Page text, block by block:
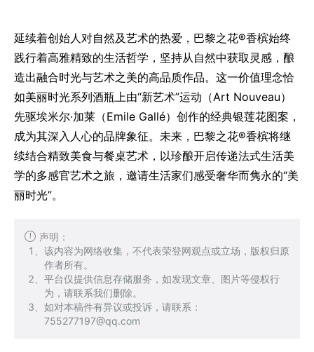
延续着创始人对自然及艺术的热爱，巴黎之花®香槟始终
践行着高雅精致的生活哲学，坚持从自然中获取灵感，酿
造出融合时光与艺术之美的高品质作品。这一价值理念恰
如美丽时光系列酒瓶上由“新艺术”运动（Art Nouveau）
先驱埃米尔·加莱（Emile Gallé）创作的经典银莲花图案，
成为其深入人心的品牌象征。未来，巴黎之花®香槟将继
续结合精致美食与餐桌艺术，以珍酿开启传递法式生活美
学的多感官艺术之旅，邀请生活家们感受奢华而隽永的“美
丽时光”。
声明：
该内容为网络收集，不代表荣登网观点或立场，版权归原
作者所有。
平台仅提供信息存储服务，如发现文章、图片等侵权行
为，请联系我们删除。
如对本稿件有异议或投诉，请联系：
755277197@qq.com